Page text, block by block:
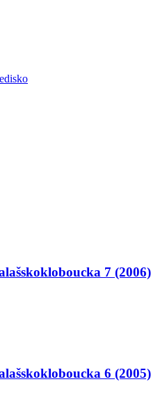
7 (2006)
6 (2005)